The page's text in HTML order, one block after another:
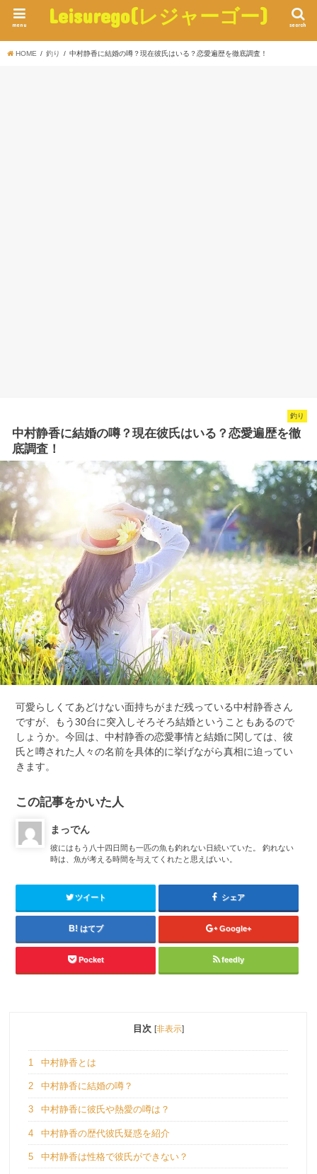
Leisurego(レジャーゴー) search
menu
HOME 釣り 中村静香に結婚の噂？現在彼氏はいる？恋愛遍歴を徹底調査！
釣り
中村静香に結婚の噂？現在彼氏はいる？恋愛遍歴を徹
底調査！
可愛らしくてあどけない面持ちがまだ残っている中村静香さん
ですが、もう30台に突入しそろそろ結婚ということもあるので
しょうか。今回は、中村静香の恋愛事情と結婚に関しては、彼
氏と噂された人々の名前を具体的に挙げながら真相に迫ってい
きます。
この記事をかいた人
まっでん
彼にはもう八十四日間も一匹の魚も釣れない日続いていた。 釣れない
時は、魚が考える時間を与えてくれたと思えばいい。
ツイート シェア
はてブ Google+
Pocket feedly
目次 [非表示]
1 中村静香とは
2 中村静香に結婚の噂？
3 中村静香に彼氏や熱愛の噂は？
4 中村静香の歴代彼氏疑惑を紹介
5 中村静香は性格で彼氏ができない？